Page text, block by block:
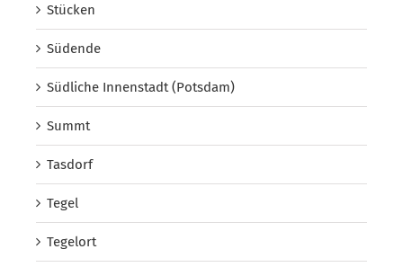
Stücken
Südende
Südliche Innenstadt (Potsdam)
Summt
Tasdorf
Tegel
Tegelort